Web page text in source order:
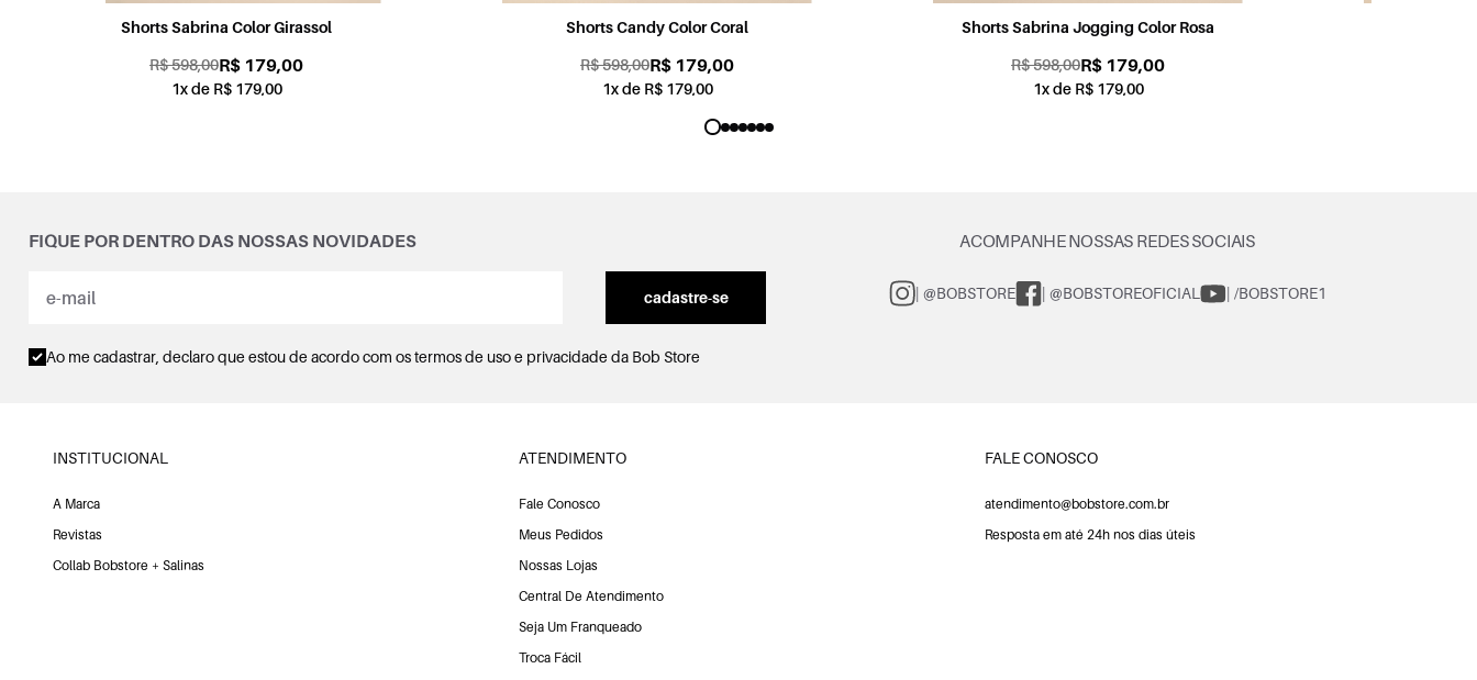
Shorts Candy Color Coral
R$ 598,00R$ 179,00
1x de R$ 179,00
Shorts Sabrina Jogging Color Rosa
R$ 598,00R$ 179,00
1x de R$ 179,00
Shorts Sabrina Jogging Color Petróleo
R$ 598,00R$ 179,00
1x de R$ 179,00
FIQUE POR DENTRO DAS NOSSAS NOVIDADES
cadastre-se
Ao me cadastrar, declaro que estou de acordo com ostermos de uso e privacidadeda Bob Store
ACOMPANHE NOSSAS REDES SOCIAIS
| @BOBSTORE | @BOBSTOREOFICIAL | /BOBSTORE1
INSTITUCIONAL
A Marca
Revistas
Collab Bobstore + Salinas
ATENDIMENTO
Fale Conosco
Meus Pedidos
Nossas Lojas
Central De Atendimento
Seja Um Franqueado
Troca Fácil
FALE CONOSCO
atendimento@bobstore.com.br
Resposta em até 24h nos dias úteis